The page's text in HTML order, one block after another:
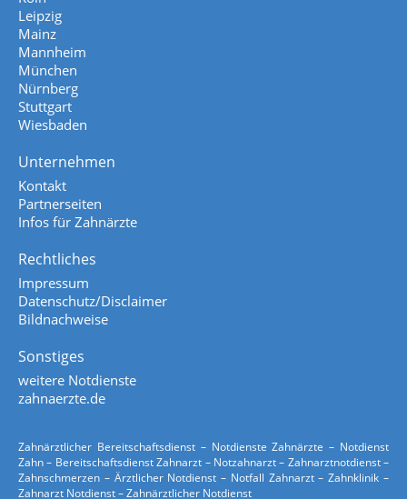
Leipzig
Mainz
Mannheim
München
Nürnberg
Stuttgart
Wiesbaden
Unternehmen
Kontakt
Partnerseiten
Infos für Zahnärzte
Rechtliches
Impressum
Datenschutz/Disclaimer
Bildnachweise
Sonstiges
weitere Notdienste
zahnaerzte.de
Zahnärztlicher Bereitschaftsdienst – Notdienste Zahnärzte – Notdienst
Zahn – Bereitschaftsdienst Zahnarzt – Notzahnarzt – Zahnarztnotdienst –
Zahnschmerzen – Ärztlicher Notdienst – Notfall Zahnarzt – Zahnklinik –
Zahnarzt Notdienst – Zahnärztlicher Notdienst